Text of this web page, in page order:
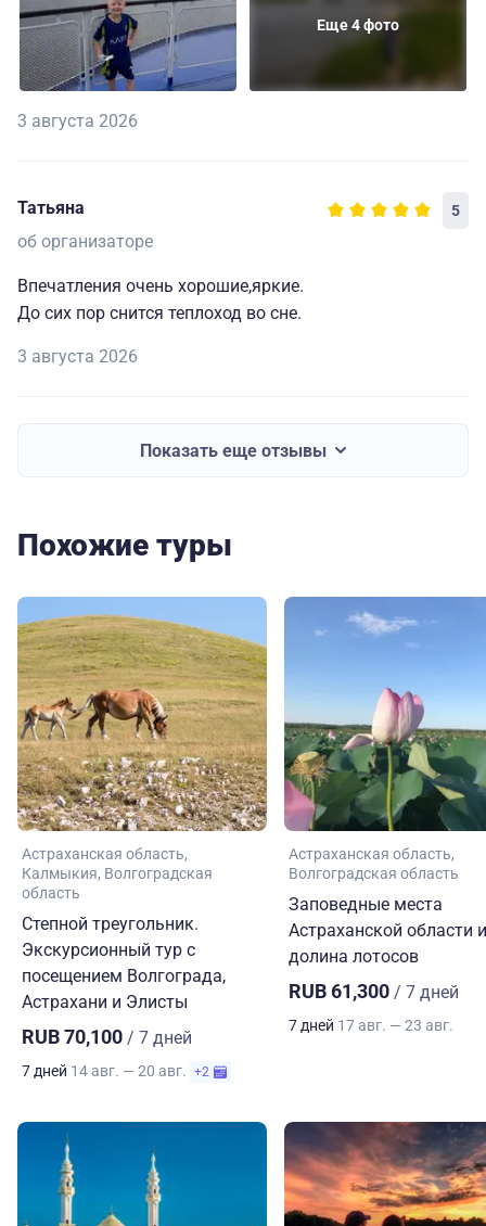
Еще 4 фото
3 августа 2026
Татьяна 5
об организаторе
Впечатления очень хорошие,яркие.
До сих пор снится теплоход во сне.
3 августа 2026
Показать еще отзывы
Похожие туры
Астраханская область
Калмыкия Волгоградская
область
Степной треугольник.
Экскурсионный тур с
посещением Волгограда,
Астрахани и Элисты
RUB 70,100 / 7 дней
7 дней 14 авг. — 20 авг. +2
Астраханская область
Волгоградская область
Заповедные места
Астраханской области и
долина лотосов
RUB 61,300 / 7 дней
7 дней 17 авг. — 23 авг.